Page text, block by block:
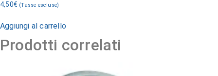
4,50€ (Tasse escluse)
Aggiungi al carrello
Prodotti correlati